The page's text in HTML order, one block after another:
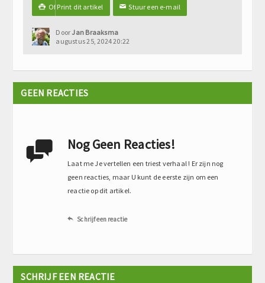
 Of Print dit artikel ✉Stuur een e-mail
DoorJan Braaksma
augustus 25, 2024 20:22
GEEN REACTIES
 Nog Geen Reacties!
Laat me Je vertellen een triest verhaal ! Er zijn nog
geen reacties, maar U kunt de eerste zijn om een
reactie op dit artikel.
 Schrijf een reactie
SCHRIJF EEN REACTIE